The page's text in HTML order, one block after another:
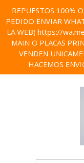
REPUESTOS 100%
PEDIDO ENVIAR
LA WEB) https://
MAIN O PLACAS
VENDEN
HACEMOS